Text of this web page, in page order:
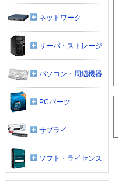
ネットワーク
サーバ・ストレージ
パソコン・周辺機器
PCパーツ
サプライ
ソフト・ライセンス